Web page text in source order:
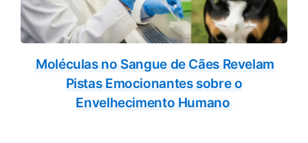
Moléculas no Sangue de Cães Revelam
Pistas Emocionantes sobre o
Envelhecimento Humano